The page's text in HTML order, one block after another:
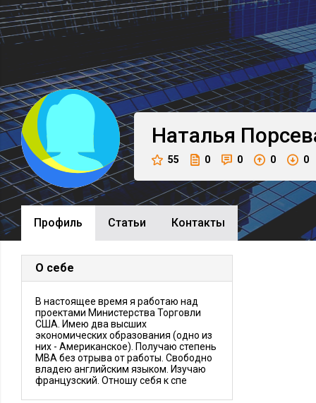
Наталья
55 0 0 0 0
Профиль Cтатьи Контакты
О себе
В настоящее время я работаю над
проектами Министерства Торговли
США. Имею два высших
экономических образования (одно из
них - Американское). Получаю степень
МВА без отрыва от работы. Свободно
владею английским языком. Изучаю
французский. Отношу себя к спе